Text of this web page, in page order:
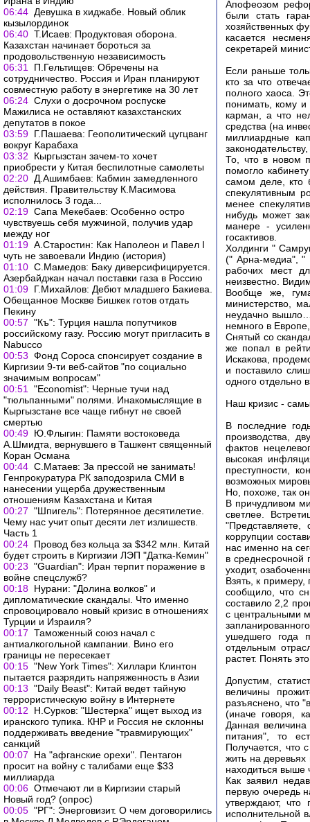
06:44 Девушка в хиджабе. Новый облик
кызылординок
06:40 Т.Исаев: Продуктовая оборона.
Казахстан начинает бороться за
продовольственную независимость
06:31
П.Гельтищев: Обречены на
сотрудничество. Россия и Иран планируют
совместную работу в энергетике на 30 лет
06:24 Слухи о досрочном роспуске
Мажилиса не оставляют казахстанских
депутатов в покое
03:59 Г.Пашаева: Геополитический цугцванг
вокруг Карабаха
03:32
Кыргызстан зачем-то хочет
приобрести у Китая беспилотные самолеты
02:20 Д.Ашимбаев: Кабмин замедленного
действия. Правительству К.Масимова
исполнилось 3 года...
02:19 Сапа Мекебаев: Особенно остро
чувствуешь себя мужчиной, получив удар
между ног
01:19 А.Старостин: Как Наполеон и Павел I
чуть не завоевали Индию (история)
01:10 С.Мамедов: Баку диверсифицируется.
Азербайджан начал поставки газа в Россию
01:09 Г.Михайлов: Дебют младшего Бакиева.
Обещанное Москве Бишкек готов отдать
Пекину
00:57 "Къ": Турция нашла попутчиков
российскому газу. Россию могут пригласить в
Nabucco
00:53 Фонд Сороса спонсирует создание в
Киргизии 9-ти веб-сайтов "по социально
значимым вопросам"
00:51
"Economist": Черные тучи над
"тюльпанными" полями. Инакомыслящие в
Кыргызстане все чаще гибнут не своей
смертью
00:49 Ю.Флыгин: Памяти востоковеда
А.Шмидта, вернувшего в Ташкент священный
Коран Османа
00:44 С.Матаев: За прессой не занимать!
Генпрокуратура РК заподозрила СМИ в
нанесении ущерба дружественным
отношениям Казахстана и Китая
00:27 "Шпигель": Потерянное десятилетие.
Чему нас учит опыт десяти лет излишеств.
Часть 1
00:24 Провод без кольца за $342 млн. Китай
будет строить в Киргизии ЛЭП "Датка-Кемин"
00:23 "Guardian": Иран терпит поражение в
войне спецслужб?
00:18 Нурани: "Долина волков" и
дипломатические скандалы. Что именно
спровоцировало новый кризис в отношениях
Турции и Израиля?
00:17 Таможенный союз начал с
антиалкогольной кампании. Вино его
границы не пересекает
00:15 "New York Times": Хиллари Клинтон
пытается разрядить напряженность в Азии
00:13 "Daily Beast": Китай ведет тайную
террористическую войну в Интернете
00:12
Н.Сурков: "Шестерка" ищет выход из
иранского тупика. КНР и Россия не склонны
поддерживать введение "травмирующих"
санкций
00:07
На "афганские орехи". Пентагон
просит на войну с талибами еще $33
миллиарда
00:06 Отмечают ли в Киргизии старый
Новый год? (опрос)
00:05 "РГ": Энерговизит. О чем договорились
Апофеозом
были стать
хозяйственных
касается
секретарей
Если раньше
кто за что
полного хаоса.
понимать, кому и
карман, а что
средства (на
миллиардные
То, что в новом
помогло
самом деле, кто
спекулятивным
менее
нибудь может
манере -
госактивов.
Холдинги "
(" Арна-медиа", "
рабочих мест
неизвестно.
Вообще же,
министерство,
неудачно
немного в
Снятый со
же попал в
Искакова,
и поставило
одного отдельно
Наш кризис -
В последние
производства,
фактов
высокая
преступности,
возможных
Но, похоже, так
В причудливом
светлее.
коррупции
нас именно на
в среднесрочной
уходит,
Взять, к примеру,
сообщило, что
составило 2,2
с центральными
ушедшего года
отдельным
растет. Понять
Допустим,
величины
разъяснено, что
(иначе говоря,
Данная
питания", то
Получается, что
жить на
находиться
Как заявил
первую очередь
утверждают, что
исполнительной